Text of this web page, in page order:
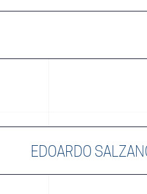
EDOARDO